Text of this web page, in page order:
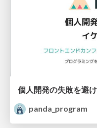
panda_program